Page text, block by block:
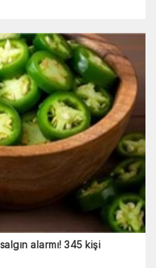
alarmı! 345 kişi